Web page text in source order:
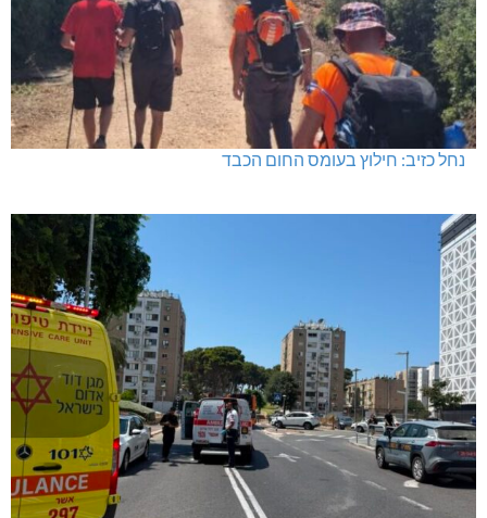
נחל כזיב: חילוץ בעומס החום הכבד